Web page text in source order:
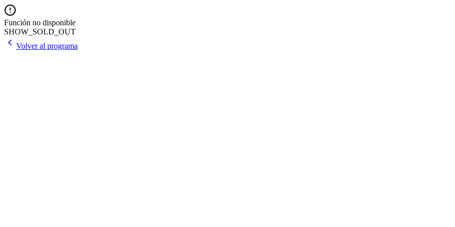
Función no disponible
SHOW_SOLD_OUT
Volver al programa